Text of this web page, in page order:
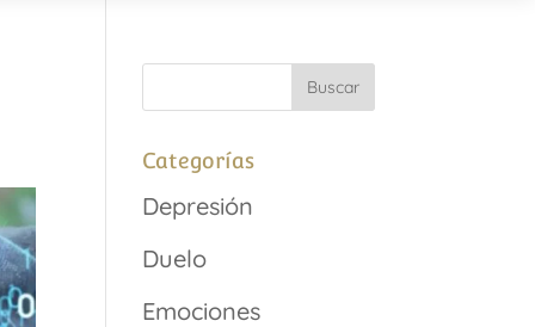
Categorías
Depresión
Duelo
Emociones